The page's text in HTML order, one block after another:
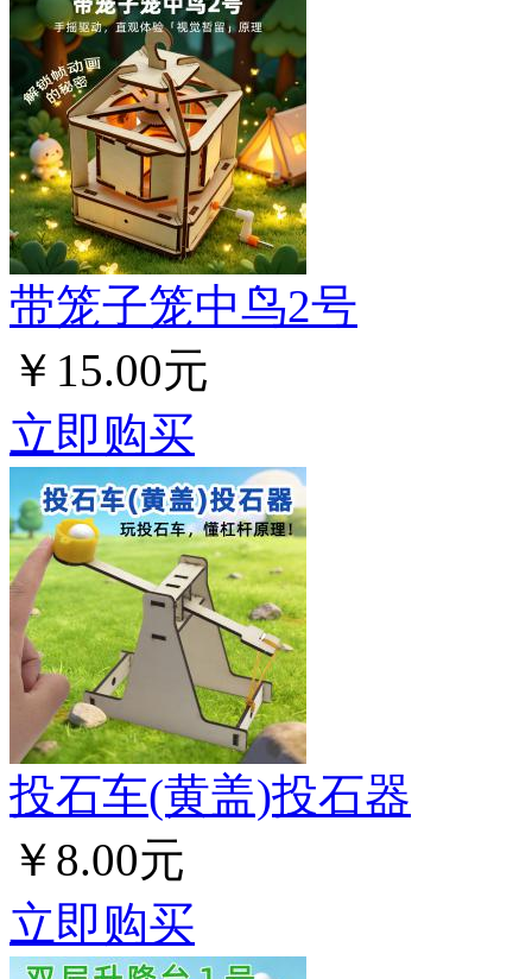
带笼子笼中鸟2号
￥15.00元
立即购买
投石车(黄盖)投石器
￥8.00元
立即购买